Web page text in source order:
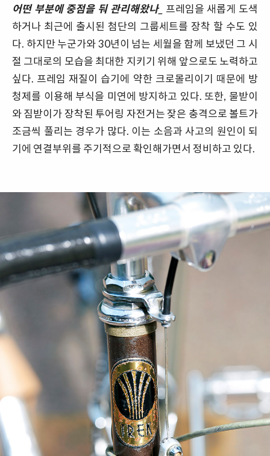
어떤 부분에 중점을 둬 관리해왔나_ 프레임을 새롭게 도색
하거나 최근에 출시된 첨단의 그룹세트를 장착 할 수도 있
다. 하지만 누군가와 30년이 넘는 세월을 함께 보냈던 그 시
절 그대로의 모습을 최대한 지키기 위해 앞으로도 노력하고
싶다. 프레임 재질이 습기에 약한 크로몰리이기 때문에 방
청제를 이용해 부식을 미연에 방지하고 있다. 또한, 물받이
와 짐받이가 장착된 투어링 자전거는 잦은 충격으로 볼트가
조금씩 풀리는 경우가 많다. 이는 소음과 사고의 원인이 되
기에 연결부위를 주기적으로 확인해가면서 정비하고 있다.